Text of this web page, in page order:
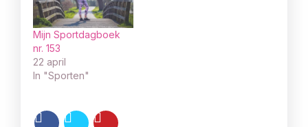
thuis te sporten, dat
heb ik mezelf het
afgelopen jaar wel…
Mijn Sportdagboek
nr. 153
22 april
In "Sporten"